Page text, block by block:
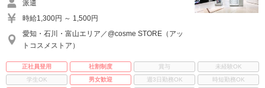
派遣
時給1,300円 ～ 1,500円
愛知・石川・富山エリア／@cosme STORE（アッ
トコスメストア）
正社員登用 社割制度 賞与
未経験OK
学生OK
男女歓迎 週3日勤務OK
時短勤務OK